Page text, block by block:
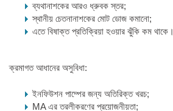
ব্যথানাশকের আরও ধ্রুবক স্তর;
স্থানীয় চেতনানাশকের মোট ডোজ কমানো;
এতে বিষাক্ত প্রতিক্রিয়া হওয়ার ঝুঁকি কম থাকে।
ক্রমাগত আধানের অসুবিধা:
ইনফিউশন পাম্পের জন্য অতিরিক্ত খরচ;
MA এর তরলীকরণের প্রয়োজনীয়তা;